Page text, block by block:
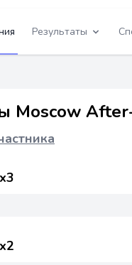
Результаты
Moscow